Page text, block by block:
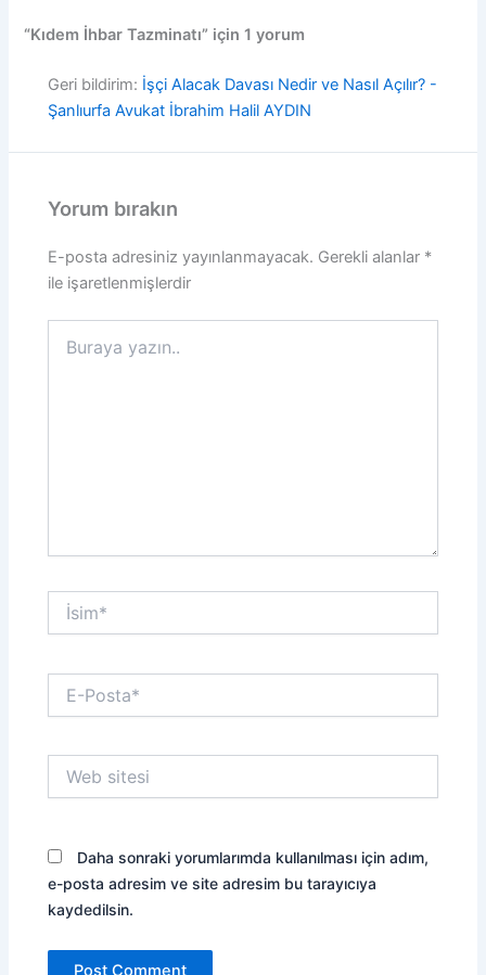
“Kıdem İhbar Tazminatı” için 1 yorum
Geri bildirim: İşçi Alacak Davası Nedir ve Nasıl Açılır? -
Şanlıurfa Avukat İbrahim Halil AYDIN
Yorum bırakın
E-posta adresiniz yayınlanmayacak. Gerekli alanlar *
ile işaretlenmişlerdir
yazın..
İsim*
Posta*
sitesi
Daha sonraki yorumlarımda kullanılması için adım,
e-posta adresim ve site adresim bu tarayıcıya
kaydedilsin.